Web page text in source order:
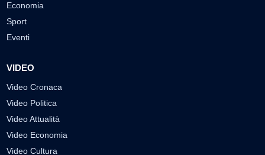
Economia
Sport
Eventi
VIDEO
Video Cronaca
Video Politica
Video Attualità
Video Economia
Video Cultura